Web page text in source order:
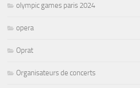
olympic games paris 2024
opera
Oprat
Organisateurs de concerts